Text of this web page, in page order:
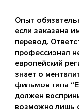
Опыт
если заказана
перевод.
профессионал
европейский
знает о
фильмов типа
должен
возможно лишь